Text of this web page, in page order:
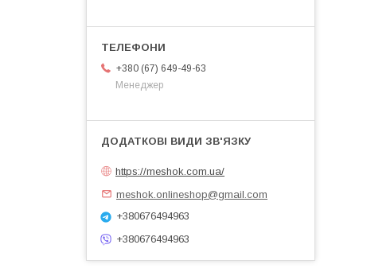
+380 (67) 649-49-63
Менеджер
https://meshok.com.ua/
meshok.onlineshop@gmail.com
+380676494963
+380676494963